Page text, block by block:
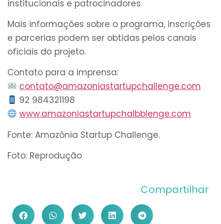
institucionais e patrocinadores.
Mais informações sobre o programa, inscrições
e parcerias podem ser obtidas pelos canais
oficiais do projeto.
Contato para a imprensa:
contato@amazoniastartupchallenge.com
92 984321198
www.amazoniastartupchalbblenge.com
Fonte: Amazônia Startup Challenge.
Foto: Reprodução
Compartilhar